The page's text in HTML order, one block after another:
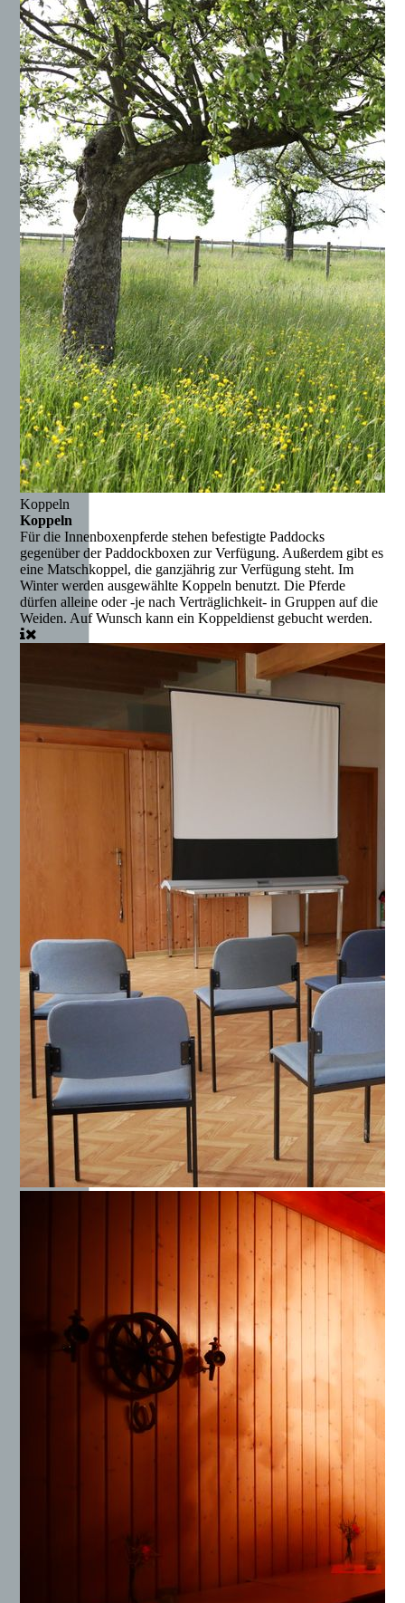
Koppeln
Koppeln
Für die Innenboxenpferde stehen befestigte Paddocks
gegenüber der Paddockboxen zur Verfügung. Außerdem gibt es
eine Matschkoppel, die ganzjährig zur Verfügung steht. Im
Winter werden ausgewählte Koppeln benutzt. Die Pferde
dürfen alleine oder -je nach Verträglichkeit- in Gruppen auf die
Weiden. Auf Wunsch kann ein Koppeldienst gebucht werden.